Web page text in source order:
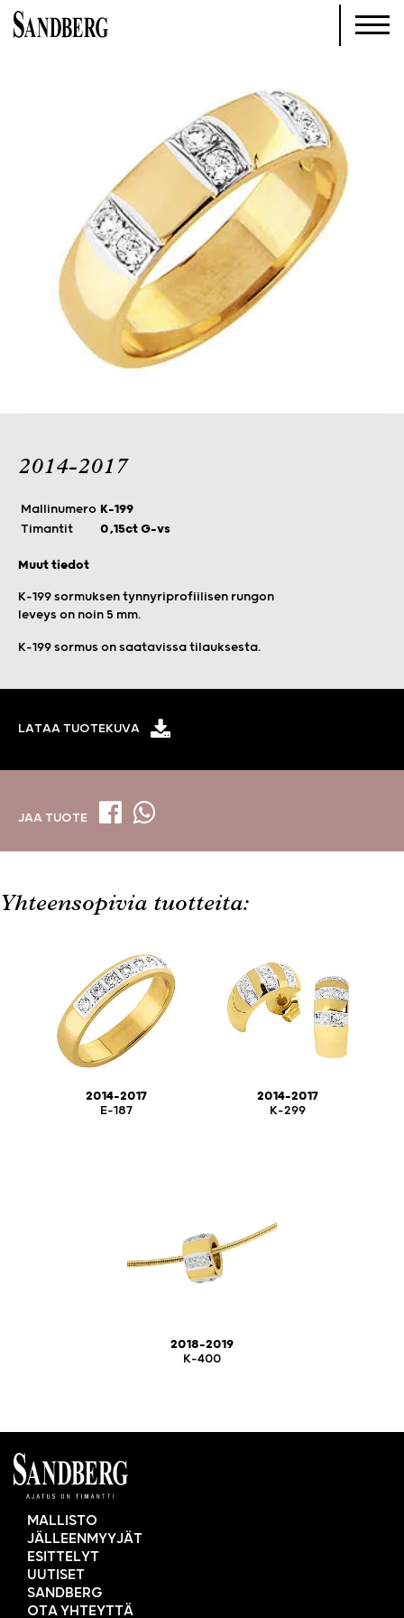
2014-2017
Mallinumero K-199
Timantit
0,15ct G-vs
Muut tiedot
K-199 sormuksen tynnyriprofiilisen rungon
leveys on noin 5 mm.
K-199 sormus on saatavissa tilauksesta.
LATAA TUOTEKUVA
JAA TUOTE
Yhteensopivia tuotteita:
2014-2017
E-187
2014-2017
K-299
2018-2019
K-400
MALLISTO
JÄLLEENMYYJÄT
ESITTELYT
UUTISET
SANDBERG
OTA YHTEYTTÄ